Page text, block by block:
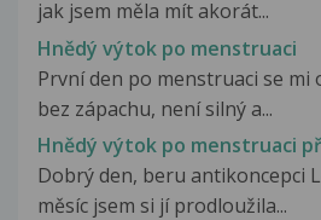
jak jsem měla mít akorát...
Hnědý výtok po menstruaci
První den po menstruaci se mi
bez zápachu, není silný a...
Hnědý výtok po menstruaci
Dobrý den, beru antikoncepci
měsíc jsem si jí prodloužila...